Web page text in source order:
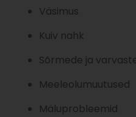
Väsimus
Kuiv nahk
Sõrmede ja
Meeleolumuutused
Mäluprobleemid